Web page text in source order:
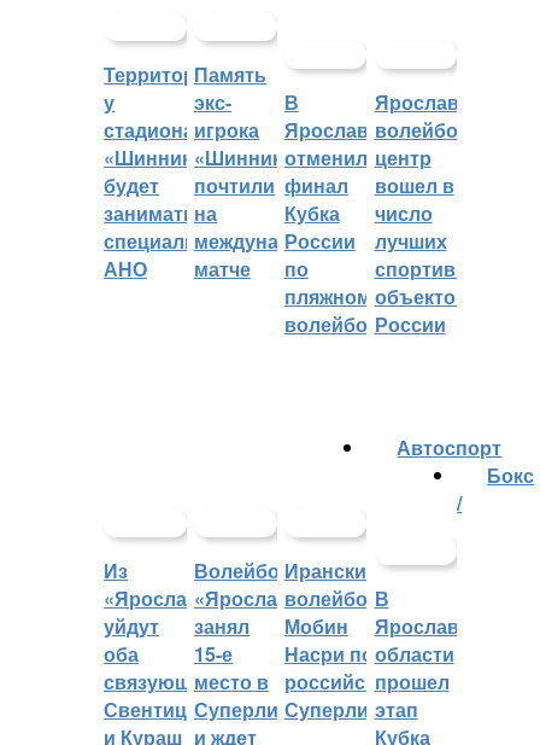
Территорией
у
стадиона
«Шинник»
будет
заниматься
специальное
АНО
Память
экс-
игрока
«Шинника»
почтили
на
международном
матче
В
Ярославле
отменили
финал
Кубка
России
по
пляжному
волейболу
Ярославский
волейбольный
центр
вошел в
число
лучших
спортивных
объектов
России
Из
«Ярославича»
уйдут
оба
связующих:
Свентицкис
и Кураш
Волейбольный
«Ярославич»
занял
15-е
место в
Суперлиге
и ждет
Иранский
волейболист
Мобин
Насри покинет
российскую
Суперлигу
Автоспорт
В
Ярославской
области
прошел
этап
Кубка
Бокс
/